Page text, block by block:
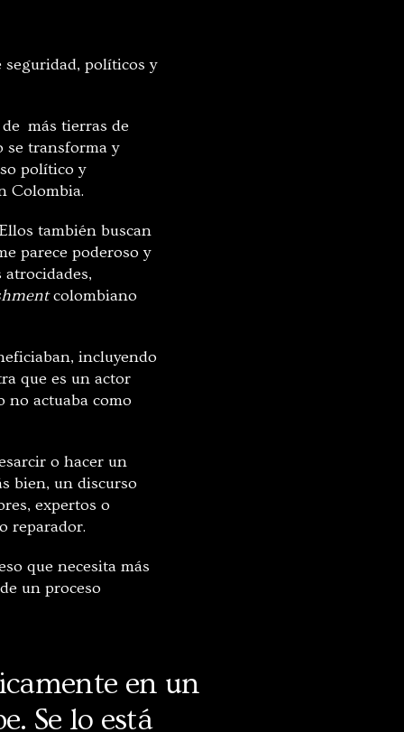
seguridad, políticos y
de más tierras de
se transforma y
político y
Colombia.
también buscan
parece poderoso y
atrocidades,
colombiano
incluyendo
que es un actor
no actuaba como
o hacer un
bien, un discurso
expertos o
reparador.
que necesita más
un proceso
en un
Se lo está